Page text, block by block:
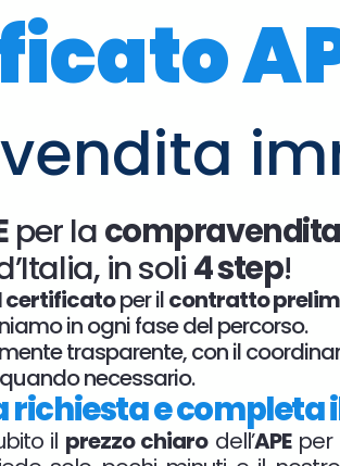
per la compravendita
in soli4 step!
certificatoper ilcontratto
in ogni fase del percorso.
trasparente, con il
quando necessario.
richiesta e
il prezzo chiarodell’APEper